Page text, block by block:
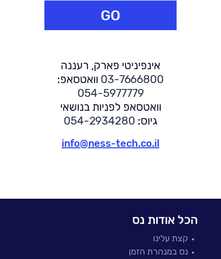
GO
אינפיניטי פארק, רעננה
03-7666800 וואטסאפ:
054-5977779
וואטסאפ לפניות בנושאי
גיוס: 054-2934280
info@ness-tech.co.il
הכל אודות נס
קצת עלינו
נס במנהרת הזמן